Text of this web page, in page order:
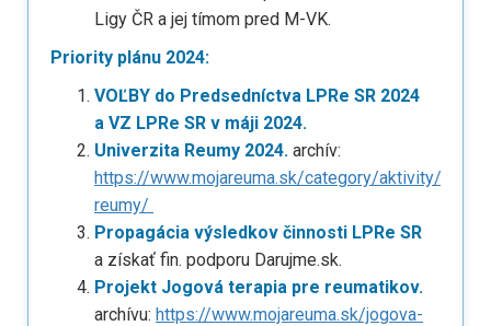
Ligy ČR a jej tímom pred M-VK.
Priority plánu 2024:
VOĽBY do Predsedníctva LPRe SR 2024
a VZ LPRe SR v máji 2024.
Univerzita Reumy 2024. archív:
https://www.mojareuma.sk/category/aktivity/
reumy/
Propagácia výsledkov činnosti LPRe SR
a získať fin. podporu Darujme.sk.
Projekt Jogová terapia pre reumatikov.
archívu: https://www.mojareuma.sk/jogova-